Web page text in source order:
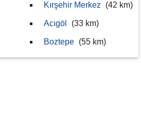
Kırşehir Merkez (42 km)
Acıgöl (33 km)
Boztepe (55 km)